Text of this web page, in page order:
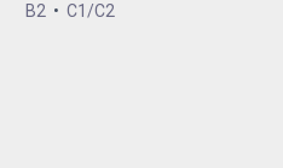
B2 • C1/C2